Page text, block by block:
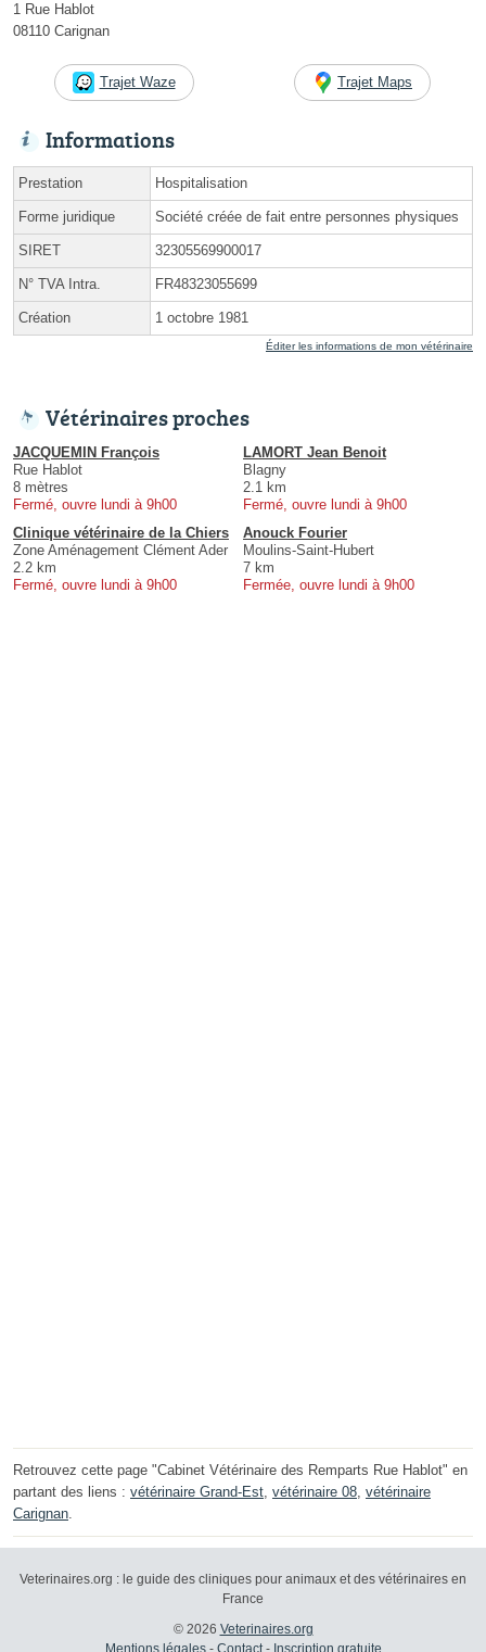
1 Rue Hablot
08110 Carignan
Trajet Waze Trajet Maps
Informations
Prestation Hospitalisation
Forme juridique Société créée de fait entre personnes physiques
SIRET 32305569900017
N° TVA Intra. FR48323055699
Création 1 octobre 1981
Éditer les informations de mon vétérinaire
Vétérinaires proches
JACQUEMIN François
Rue Hablot
8 mètres
Fermé, ouvre lundi à 9h00
LAMORT Jean Benoit
Blagny
2.1 km
Fermé, ouvre lundi à 9h00
Clinique vétérinaire de la Chiers
Zone Aménagement Clément Ader
2.2 km
Fermé, ouvre lundi à 9h00
Anouck Fourier
Moulins-Saint-Hubert
7 km
Fermée, ouvre lundi à 9h00
Retrouvez cette page "Cabinet Vétérinaire des Remparts Rue Hablot" en
partant des liens : vétérinaire Grand-Est, vétérinaire 08, vétérinaire
Carignan.
Veterinaires.org : le guide des cliniques pour animaux et des vétérinaires en
France
© 2026 Veterinaires.org
Mentions légales- Contact- Inscription gratuite